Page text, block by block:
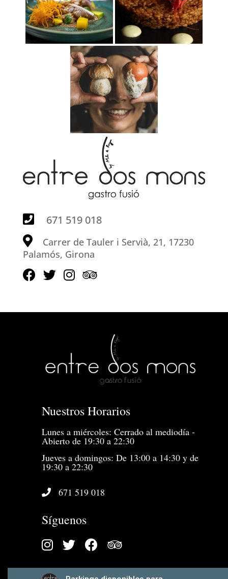
671 519 018
Carrer de Tauler i Servià, 21, 17230
Palamós, Girona
Nuestros Horarios
Lunes a miércoles: Cerrado al mediodía -
Abierto de 19:30 a 22:30
Jueves a domingos: De 13:00 a 14:30 y de
19:30 a 22:30
671 519 018
Síguenos